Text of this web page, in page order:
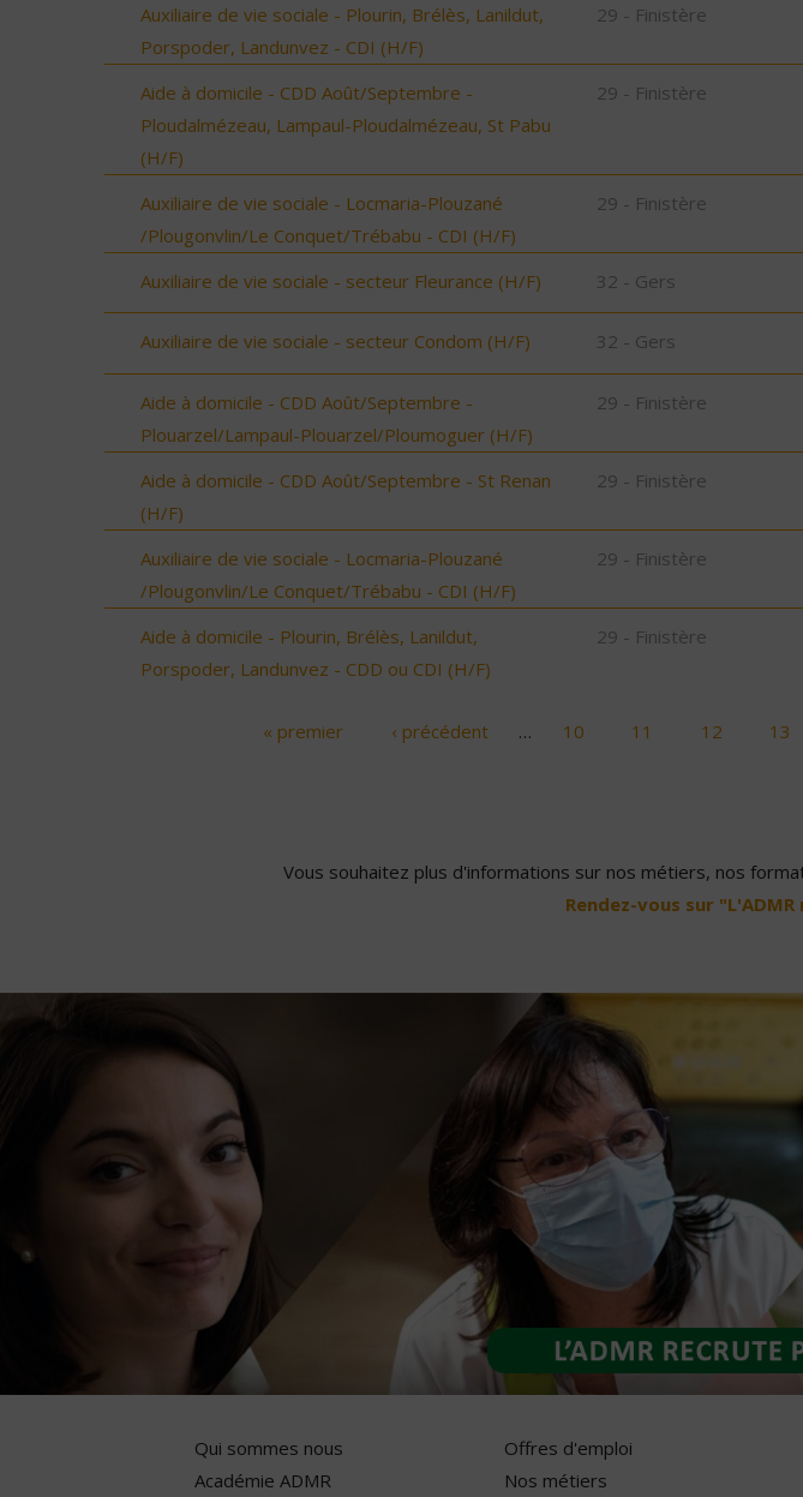
Auxiliaire de vie sociale - Plourin, Brélès, Lanildut,
Porspoder, Landunvez - CDI (H/F)
29 - Finistère
Aide à domicile - CDD Août/Septembre -
Ploudalmézeau, Lampaul-Ploudalmézeau, St Pabu
(H/F)
29 - Finistère
Auxiliaire de vie sociale - Locmaria-Plouzané
/Plougonvlin/Le Conquet/Trébabu - CDI (H/F)
29 - Finistère
Auxiliaire de vie sociale - secteur Fleurance (H/F) 32 - Gers
Auxiliaire de vie sociale - secteur Condom (H/F) 32 - Gers
Aide à domicile - CDD Août/Septembre -
Plouarzel/Lampaul-Plouarzel/Ploumoguer (H/F)
29 - Finistère
Aide à domicile - CDD Août/Septembre - St Renan
(H/F)
29 - Finistère
Auxiliaire de vie sociale - Locmaria-Plouzané
/Plougonvlin/Le Conquet/Trébabu - CDI (H/F)
29 - Finistère
Aide à domicile - Plourin, Brélès, Lanildut,
Porspoder, Landunvez - CDD ou CDI (H/F)
29 - Finistère
« premier ‹ précédent … 10 11 12 13
Vous souhaitez plus d'informations sur nos métiers, nos
Rendez-vous sur
Qui sommes nous
Académie ADMR
Offres d'emploi
Nos métiers